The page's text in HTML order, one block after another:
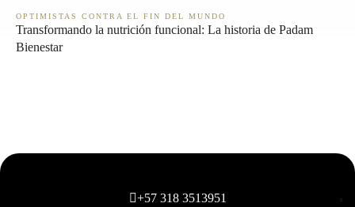
OPTIMISTAS CONTRA EL FIN DEL MUNDO
Transformando la nutrición funcional: La historia de Padam
Bienestar
+57 318 3513951